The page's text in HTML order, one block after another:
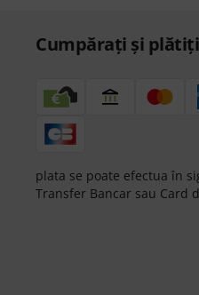
Cumpărați și
plata se poate efectua în
Transfer Bancar sau Card